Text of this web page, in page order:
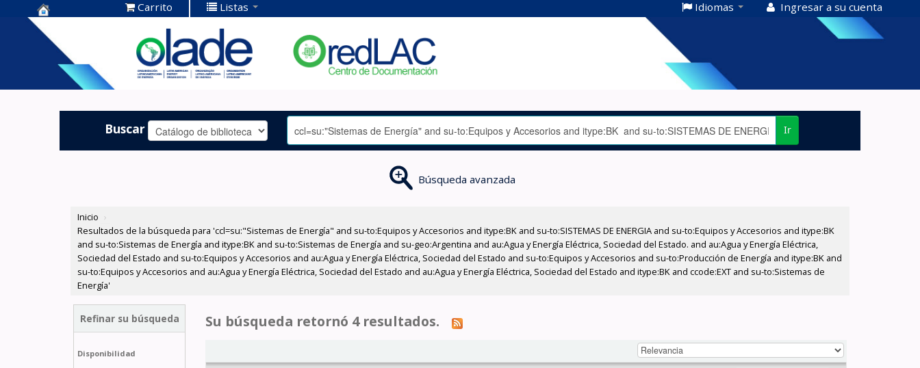
Centro de
Documentación
OLADE -
Carrito Listas Idiomas Ingresar a su cuenta
Buscar Ir
Búsqueda avanzada
Inicio ›
Resultados de la búsqueda para 'ccl=su:"Sistemas de Energía" and su-to:Equipos y Accesorios and itype:BK and su-to:SISTEMAS DE ENERGIA and su-to:Equipos y Accesorios and itype:BK
and su-to:Sistemas de Energía and itype:BK and su-to:Sistemas de Energía and su-geo:Argentina and au:Agua y Energía Eléctrica, Sociedad del Estado. and au:Agua y Energía Eléctrica,
Sociedad del Estado and su-to:Equipos y Accesorios and au:Agua y Energía Eléctrica, Sociedad del Estado and su-to:Equipos y Accesorios and su-to:Producción de Energía and itype:BK and
su-to:Equipos y Accesorios and au:Agua y Energía Eléctrica, Sociedad del Estado and au:Agua y Energía Eléctrica, Sociedad del Estado and itype:BK and ccode:EXT and su-to:Sistemas de
Energía'
Refinar su búsqueda
Disponibilidad
Su búsqueda retornó 4 resultados.